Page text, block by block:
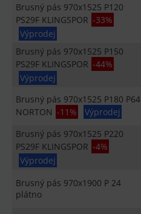
Brusný pás 970x1525 P120
PS29F KLINGSPOR -33%
Výprodej
Brusný pás 970x1525 P150
PS29F KLINGSPOR -44%
Výprodej
Brusný pás 970x1525 P180 P64
NORTON -11% Výprodej
Brusný pás 970x1525 P220
PS29F KLINGSPOR -4%
Výprodej
Brusný pás 970x1900 P 24
plátno